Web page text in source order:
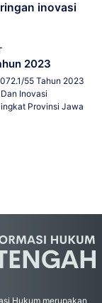
inovasi
2023
55 Tahun 2023
Inovasi
Provinsi Jawa
Hukum merupakan